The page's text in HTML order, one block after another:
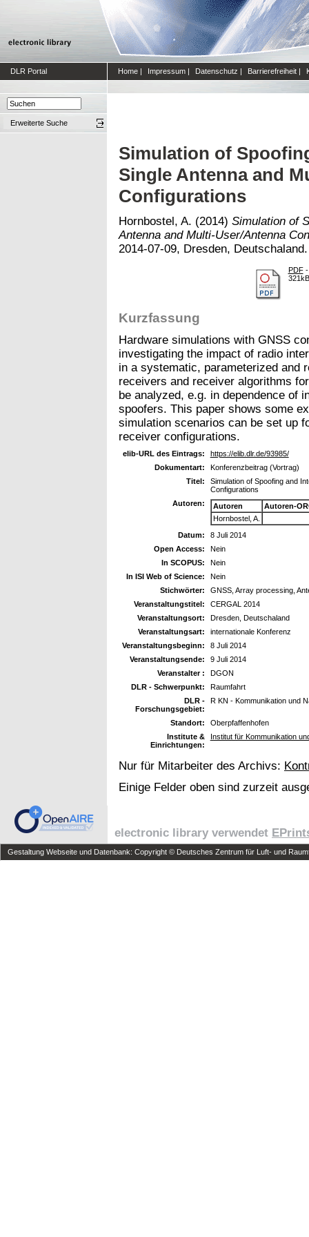
DLR Portal Home | Impressum | Datenschutz | Barrierefreiheit |
Erweiterte Suche
Simulation of
Single Antenna and
Configurations
Hornbostel, A. (2014) Simulation of
Antenna and Multi-User/Antenna
2014-07-09, Dresden, Deutschaland.
PDF-
321kB
Kurzfassung
Hardware simulations with GNSS
investigating the impact of radio
in a systematic, parameterized and
receivers and receiver algorithms
be analyzed, e.g. in dependence of
spoofers. This paper shows some
simulation scenarios can be set up
receiver configurations.
elib-URL des Eintrags:
https://elib.dlr.de/93985/
Dokumentart:
Konferenzbeitrag (Vortrag)
Titel:
Simulation of Spoofing and
Configurations
Autoren:
Autoren
Autoren-
Hornbostel, A.
Datum:
8 Juli 2014
Open Access:
Nein
In SCOPUS:
Nein
In ISI Web of Science:
Nein
Stichwörter:
GNSS, Array processing,
Veranstaltungstitel:
CERGAL 2014
Veranstaltungsort:
Dresden, Deutschaland
Veranstaltungsart:
internationale Konferenz
Veranstaltungsbeginn:
8 Juli 2014
Veranstaltungsende:
9 Juli 2014
Veranstalter :
DGON
DLR - Schwerpunkt:
Raumfahrt
DLR -
Forschungsgebiet:
R KN - Kommunikation und
Standort:
Oberpfaffenhofen
Institute &
Einrichtungen:
Institut für Kommunikation
Nur für Mitarbeiter des Archivs:
Einige Felder oben sind zurzeit
electronic library verwendet
Gestaltung Webseite und Datenbank: Copyright © Deutsches Zentrum für Luft- und